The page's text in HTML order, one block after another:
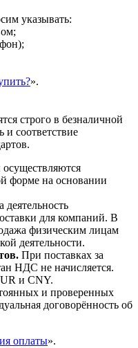
указывать:
».
строго в безналичной
и соответствие
осуществляются
форме на основании
деятельность
для компаний. В
физическим лицам
деятельности.
При поставках за
НДС не начисляется.
и CNY.
и проверенных
договорённость об
оплаты».